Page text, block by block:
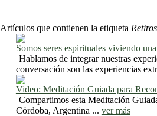
Artículos que contienen la etiqueta
Somos seres espirituales viviendo
Hablamos de integrar nuestras
conversación son las experiencias
Video: Meditación Guiada para
Compartimos esta Meditación
Córdoba, Argentina ... ver más